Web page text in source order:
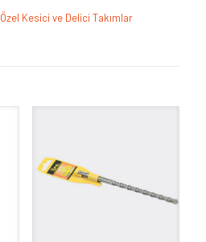
Özel Kesici ve Delici Takımlar